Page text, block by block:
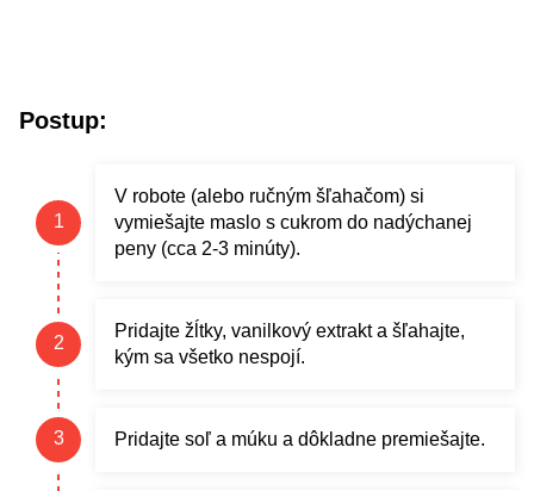
Postup:
V robote (alebo ručným šľahačom) si
vymiešajte maslo s cukrom do nadýchanej
peny (cca 2-3 minúty).
Pridajte žĺtky, vanilkový extrakt a šľahajte,
kým sa všetko nespojí.
Pridajte soľ a múku a dôkladne premiešajte.